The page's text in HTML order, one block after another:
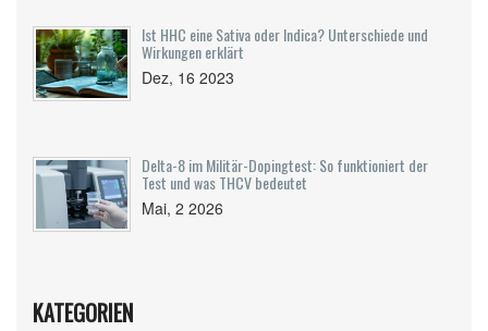
Ist HHC eine Sativa oder Indica? Unterschiede und
Wirkungen erklärt
Dez, 16 2023
Delta-8 im Militär-Dopingtest: So funktioniert der
Test und was THCV bedeutet
Mai, 2 2026
KATEGORIEN